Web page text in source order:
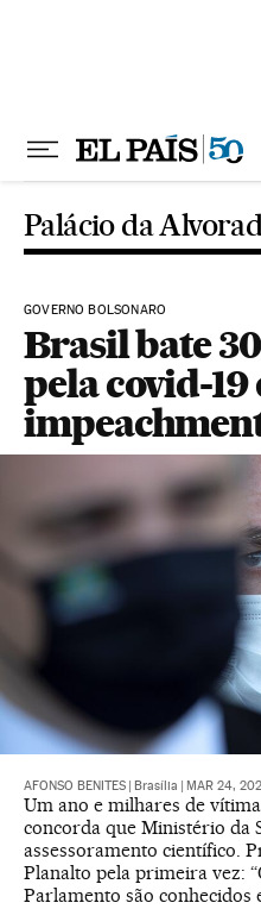
Palácio da
GOVERNO BOLSONARO
Brasil bate
pela covid-19
AFONSO BENITES Brasília MAR 24,
Um ano e milhares de
concorda que Ministério da
assessoramento científico.
Planalto pela primeira vez:
Parlamento são conhecidos